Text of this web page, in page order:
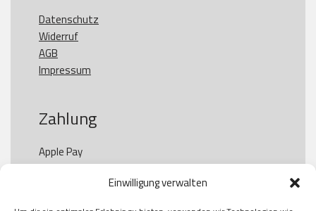
Einwilligung verwalten
Datenschutz
Widerruf
AGB
Impressum
Zahlung
Apple Pay
Paypal